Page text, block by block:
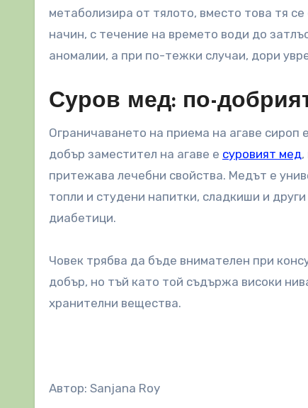
метаболизира от тялото, вместо това тя
начин, с течение на времето води до
аномалии, а при по-тежки случаи, дори
Суров мед: по-
Ограничаването на приема на агаве
добър заместител на агаве е суровият мед,
притежава лечебни свойства. Медът е
топли и студени напитки, сладкиши и
диабетици.
Човек трябва да бъде внимателен при
добър, но тъй като той съдържа високи
хранителни вещества.
Автор: Sanjana Roy